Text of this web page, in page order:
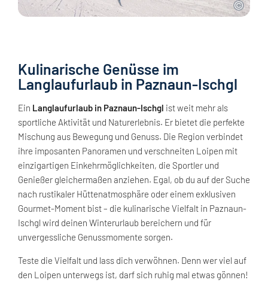
Kulinarische Genüsse im
Langlaufurlaub in Paznaun-Ischgl
Ein Langlaufurlaub in Paznaun-Ischgl ist weit mehr als
sportliche Aktivität und Naturerlebnis. Er bietet die perfekte
Mischung aus Bewegung und Genuss. Die Region verbindet
ihre imposanten Panoramen und verschneiten Loipen mit
einzigartigen Einkehrmöglichkeiten, die Sportler und
Genießer gleichermaßen anziehen. Egal, ob du auf der Suche
nach rustikaler Hüttenatmosphäre oder einem exklusiven
Gourmet-Moment bist – die kulinarische Vielfalt in Paznaun-
Ischgl wird deinen Winterurlaub bereichern und für
unvergessliche Genussmomente sorgen.
Teste die Vielfalt und lass dich verwöhnen. Denn wer viel auf
den Loipen unterwegs ist, darf sich ruhig mal etwas gönnen!